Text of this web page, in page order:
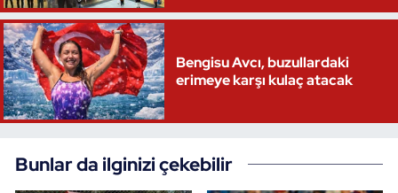
Bengisu Avcı, buzullardaki
erimeye karşı kulaç atacak
Bunlar da ilginizi çekebilir
Yüzme